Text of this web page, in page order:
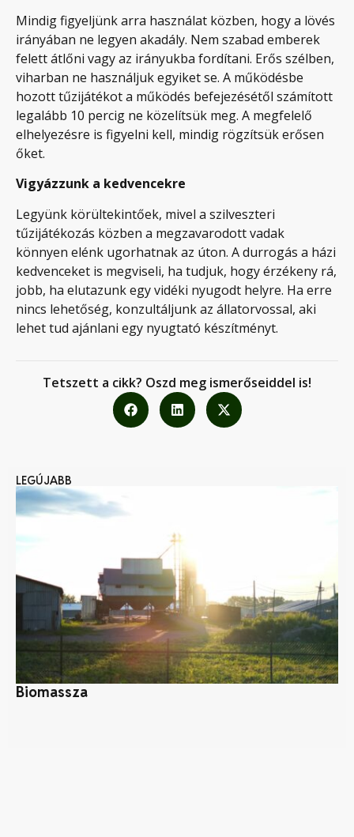
Mindig figyeljünk arra használat közben, hogy a lövés
irányában ne legyen akadály. Nem szabad emberek
felett átlőni vagy az irányukba fordítani. Erős szélben,
viharban ne használjuk egyiket se. A működésbe
hozott tűzijátékot a működés befejezésétől számított
legalább 10 percig ne közelítsük meg. A megfelelő
elhelyezésre is figyelni kell, mindig rögzítsük erősen
őket.
Vigyázzunk a kedvencekre
Legyünk körültekintőek, mivel a szilveszteri
tűzijátékozás közben a megzavarodott vadak
könnyen elénk ugorhatnak az úton. A durrogás a házi
kedvenceket is megviseli, ha tudjuk, hogy érzékeny rá,
jobb, ha elutazunk egy vidéki nyugodt helyre. Ha erre
nincs lehetőség, konzultáljunk az állatorvossal, aki
lehet tud ajánlani egy nyugtató készítményt.
Tetszett a cikk? Oszd meg ismerőseiddel is!
LEGÚJABB
Biomassza